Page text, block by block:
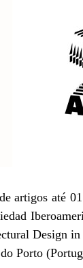
de artigos até
Design in
Porto